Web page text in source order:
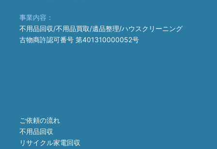
事業内容：
不用品回収/不用品買取/遺品整理/ハウスクリーニング
古物商許認可番号 第401310000052号
ご依頼の流れ
不用品回収
リサイクル家電回収